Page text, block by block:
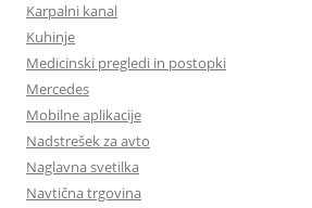
Karpalni kanal
Kuhinje
Medicinski pregledi in postopki
Mercedes
Mobilne aplikacije
Nadstrešek za avto
Naglavna svetilka
Navtična trgovina